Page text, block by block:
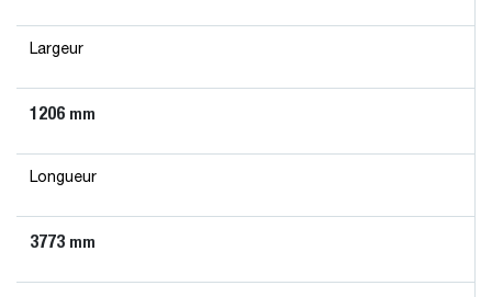
Largeur
1206 mm
Longueur
3773 mm